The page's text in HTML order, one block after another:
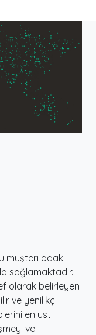
müşteri odaklı
sağlamaktadır.
olarak belirleyen
ve yenilikçi
en üst
ve